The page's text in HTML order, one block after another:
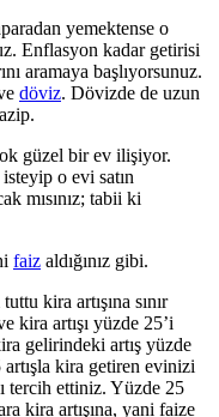
yemektense o
Enflasyon kadar getirisi
aramaya başlıyorsunuz.
döviz. Dövizde de uzun
güzel bir ev ilişiyor.
o evi satın
mısınız; tabii ki
faiz aldığınız gibi.
kira artışına sınır
kira artışı yüzde 25’i
gelirindeki artış yüzde
kira getiren evinizi
tercih ettiniz. Yüzde 25
kira artışına, yani faize